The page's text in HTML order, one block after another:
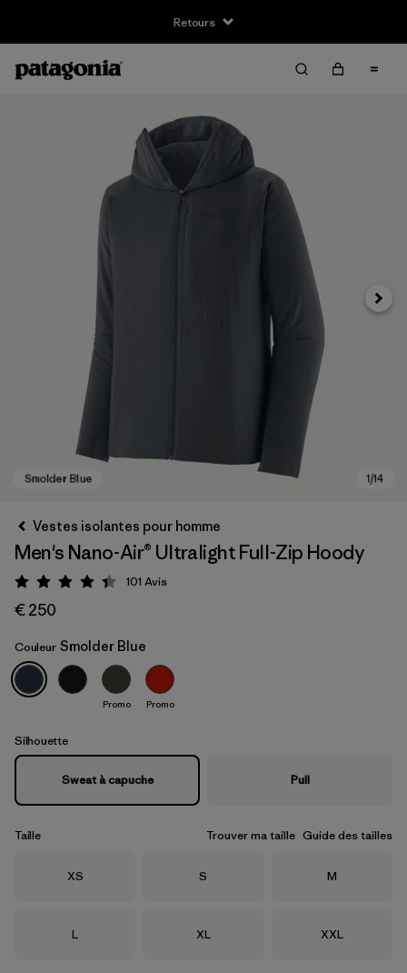
Retours
Smolder Blue
Vestes isolantes pour homme
Men's Nano-Air® Ultralight Full-Zip Hoody
Évaluation: 4.3 / 5
101 Avis
€ 250
Couleur Smolder Blue
Promo Promo
Silhouette
Sweat à capuche Pull
Taille Trouver ma taille Guide des tailles
Taille
XS Taille
S Taille
M
Taille
L Taille
XL Taille
XXL